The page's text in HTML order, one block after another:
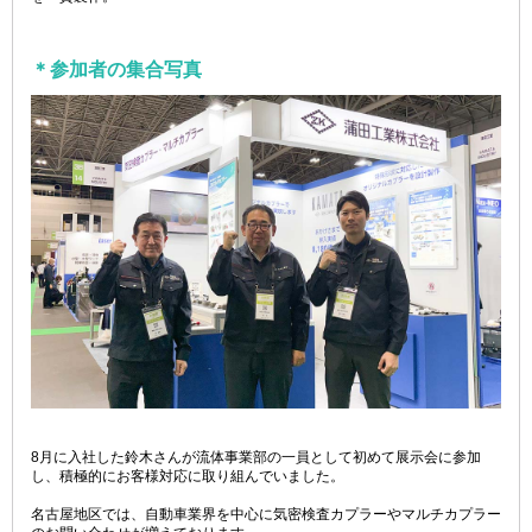
＊参加者の集合写真
8月に入社した鈴木さんが流体事業部の一員として初めて展示会に参加
し、積極的にお客様対応に取り組んでいました。
名古屋地区では、自動車業界を中心に気密検査カプラーやマルチカプラー